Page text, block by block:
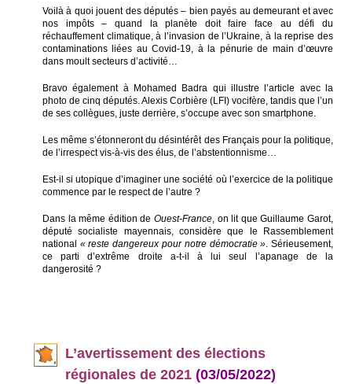
Voilà à quoi jouent des députés – bien payés au demeurant et avec
nos impôts – quand la planète doit faire face au défi du
réchauffement climatique, à l’invasion de l’Ukraine, à la reprise des
contaminations liées au Covid-19, à la pénurie de main d’œuvre
dans moult secteurs d’activité…
Bravo également à Mohamed Badra qui illustre l’article avec la
photo de cinq députés. Alexis Corbière (LFI) vocifère, tandis que l’un
de ses collègues, juste derrière, s’occupe avec son smartphone.
Les même s’étonneront du désintérêt des Français pour la politique,
de l’irrespect vis-à-vis des élus, de l’abstentionnisme…
Est-il si utopique d’imaginer une société où l’exercice de la politique
commence par le respect de l’autre ?
Dans la même édition de Ouest-France, on lit que Guillaume Garot,
député socialiste mayennais, considère que le Rassemblement
national « reste dangereux pour notre démocratie ». Sérieusement,
ce parti d’extrême droite a-t-il à lui seul l’apanage de la
dangerosité ?
L’avertissement des élections
régionales de 2021(03/05/2022)